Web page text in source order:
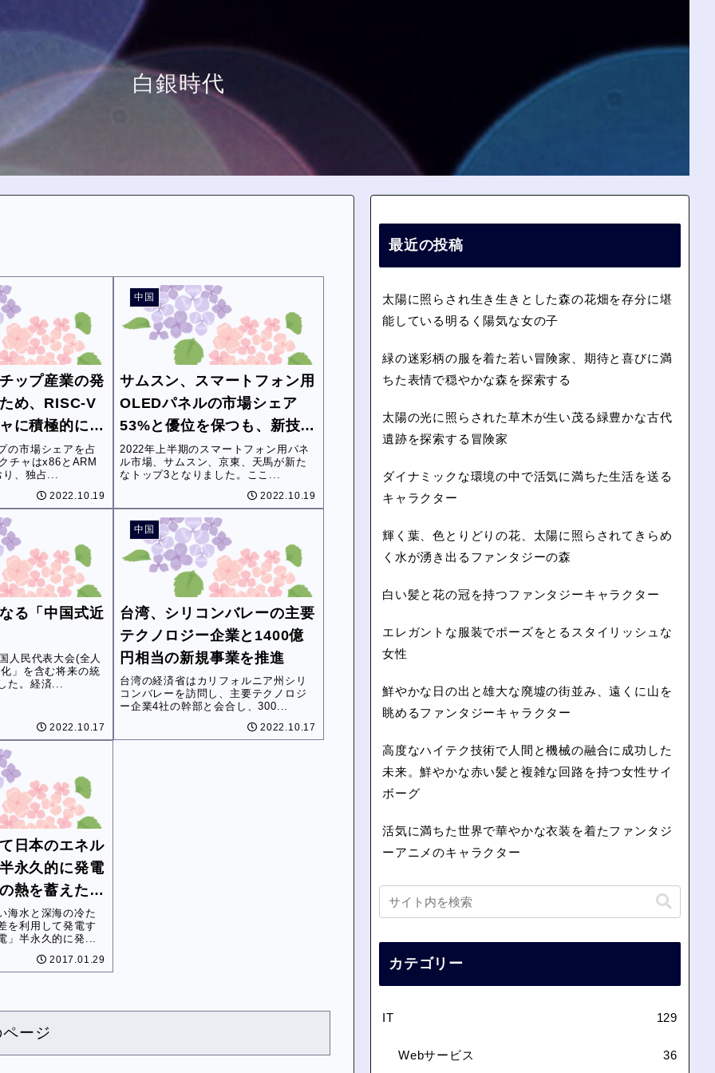
白銀時代
ップ産業の発
め、RISC-V
に積極的にコ
の市場シェアを占
チャはx86とARM
、独占...
2022.10.19
中国
サムスン、スマートフォン用
OLEDパネルの市場シェア
53%と優位を保つも、新技術
パネルの台頭で地位を維持で
きない可能性
2022年上半期のスマートフォン用パネ
ル市場、サムスン、京東、天馬が新た
なトップ3となりました。ここ...
2022.10.19
る「中国式近
人民代表大会(全人
」を含む将来の統
た。経済...
2022.10.17
中国
台湾、シリコンバレーの主要
テクノロジー企業と1400億
円相当の新規事業を推進
台湾の経済省はカリフォルニア州シリ
コンバレーを訪問し、主要テクノロジ
ー企業4社の幹部と会合し、300...
2022.10.17
日本のエネル
永久的に発電
熱を蓄えた海
温度差発電」
海水と深海の冷た
を利用して発電す
」半永久的に発...
2017.01.29
ージ
最近の投稿
太陽に照らされ生き生きとした森の花畑を存分に堪
能している明るく陽気な女の子
緑の迷彩柄の服を着た若い冒険家、期待と喜びに満
ちた表情で穏やかな森を探索する
太陽の光に照らされた草木が生い茂る緑豊かな古代
遺跡を探索する冒険家
ダイナミックな環境の中で活気に満ちた生活を送る
キャラクター
輝く葉、色とりどりの花、太陽に照らされてきらめ
く水が湧き出るファンタジーの森
白い髪と花の冠を持つファンタジーキャラクター
エレガントな服装でポーズをとるスタイリッシュな
女性
鮮やかな日の出と雄大な廃墟の街並み、遠くに山を
眺めるファンタジーキャラクター
高度なハイテク技術で人間と機械の融合に成功した
未来。鮮やかな赤い髪と複雑な回路を持つ女性サイ
ボーグ
活気に満ちた世界で華やかな衣装を着たファンタジ
ーアニメのキャラクター
カテゴリー
IT 129
Webサービス 36